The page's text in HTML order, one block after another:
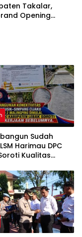
Takalar,
Opening
Takalar, Melayani
Sudah
Harimau DPC
Kualitas
Simpang Cijaku